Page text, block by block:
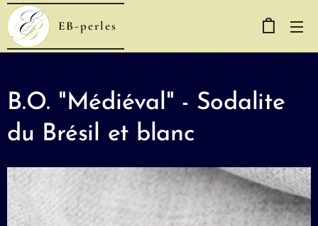
EB-perles
B.O. "Médiéval" - Sodalite
du Brésil et blanc